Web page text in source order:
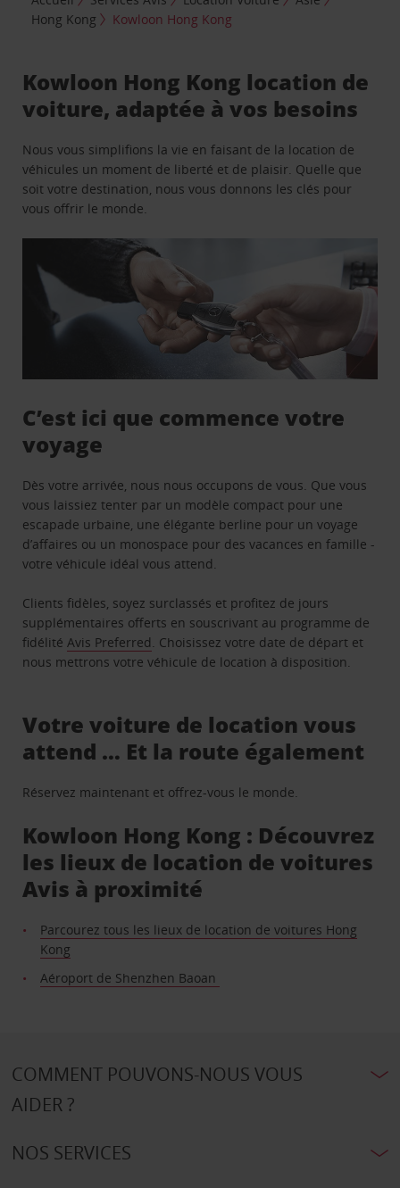
Hong Kong
Kowloon Hong Kong
Kowloon Hong Kong location de
voiture, adaptée à vos besoins
Nous vous simplifions la vie en faisant de la location de
véhicules un moment de liberté et de plaisir. Quelle que
soit votre destination, nous vous donnons les clés pour
vous offrir le monde.
C’est ici que commence votre
voyage
Dès votre arrivée, nous nous occupons de vous. Que vous
vous laissiez tenter par un modèle compact pour une
escapade urbaine, une élégante berline pour un voyage
d’affaires ou un monospace pour des vacances en famille -
votre véhicule idéal vous attend.
Clients fidèles, soyez surclassés et profitez de jours
supplémentaires offerts en souscrivant au programme de
fidélitéAvis Preferred. Choisissez votre date de départ et
nous mettrons votre véhicule de location à disposition.
Votre voiture de location vous
attend … Et la route également
Réservez maintenant et offrez-vous le monde.
Kowloon Hong Kong : Découvrez
les lieux de location de voitures
Avis à proximité
Parcourez tous les lieux de location de voitures Hong
Kong
Aéroport de Shenzhen Baoan
COMMENT POUVONS-NOUS VOUS
AIDER ?
NOS SERVICES